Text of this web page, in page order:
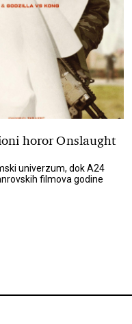
horor Onslaught
univerzum, dok A24
filmova godine